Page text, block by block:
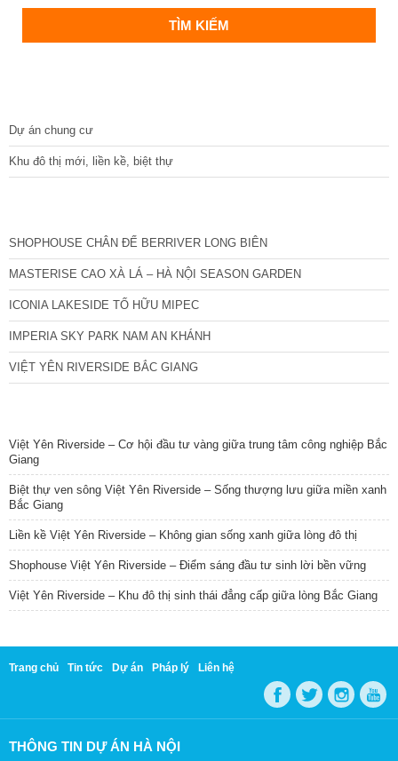
Dự án chung cư
Khu đô thị mới, liền kề, biệt thự
SHOPHOUSE CHÂN ĐẾ BERRIVER LONG BIÊN
MASTERISE CAO XÀ LÁ – HÀ NỘI SEASON GARDEN
ICONIA LAKESIDE TỐ HỮU MIPEC
IMPERIA SKY PARK NAM AN KHÁNH
VIỆT YÊN RIVERSIDE BẮC GIANG
Việt Yên Riverside – Cơ hội đầu tư vàng giữa trung tâm công nghiệp Bắc
Giang
Biệt thự ven sông Việt Yên Riverside – Sống thượng lưu giữa miền xanh
Bắc Giang
Liền kề Việt Yên Riverside – Không gian sống xanh giữa lòng đô thị
Shophouse Việt Yên Riverside – Điểm sáng đầu tư sinh lời bền vững
Việt Yên Riverside – Khu đô thị sinh thái đẳng cấp giữa lòng Bắc Giang
Trang chủ Tin tức Dự án Pháp lý Liên hệ
THÔNG TIN DỰ ÁN HÀ NỘI